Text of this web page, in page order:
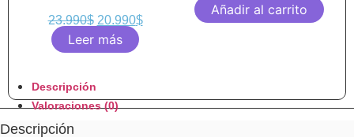
23.990$ 20.990$
Leer más
Añadir al carrito
Descripción
Valoraciones (0)
Descripción